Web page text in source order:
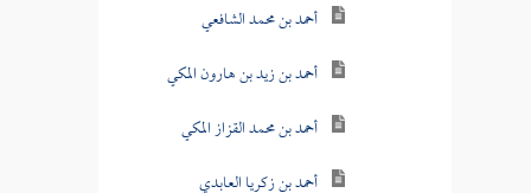
أحمد بن محمد الشافعي
أحمد بن زيد بن هارون المكي
أحمد بن محمد القزاز المكي
أحمد بن زكريا العابدي